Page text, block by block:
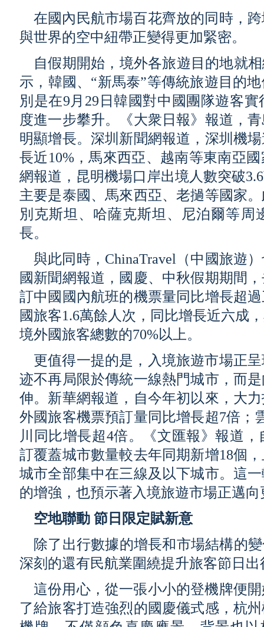
在國內民航市場百花齊放的同時，
與世界的空中紐帶正變得更加緊密。
自假期開始，境外各旅遊目的地就
示，韓國、“新馬泰”等傳統旅遊目的
別是在9月29日韓國對中國團隊遊客
度進一步攀升。《大衆日報》報道，
明顯增長。深圳新聞網報道，深圳機
長近10%，馬來西亞、越南等東南亞
網報道，昆明機場口岸出境人數突破
主要是泰國、馬來西亞、老撾等國家
別克斯坦、哈薩克斯坦、尼泊爾等周
長。
與此同時，ChinaTravel（中國旅遊
國新聞網報道，國慶、中秋假期期間
訂中國國內航班的機票量同比增長超
國旅客1.6萬餘人次，同比增長近六成
境外國旅客總數的70%以上。
更值得一提的是，入境旅遊市場正
迹不再局限於傳統一線熱門城市，而
伸。新華網報道，自今年初以來，大
外國旅客機票預訂量同比增長超7倍；
川同比增長超4倍。《文匯報》報道
訂覆蓋城市數量較去年同期新增18個
城市全部集中在三線及以下城市。這
的增強，也預示著入境旅遊市場正邁
空地聯動 節日限定賦新意
除了出行數據的增長和市場結構的
深刻的還有民航業圍繞提升旅客節日
這份用心，從一張小小的登機牌便
了給旅客打造強烈的國慶儀式感，杭